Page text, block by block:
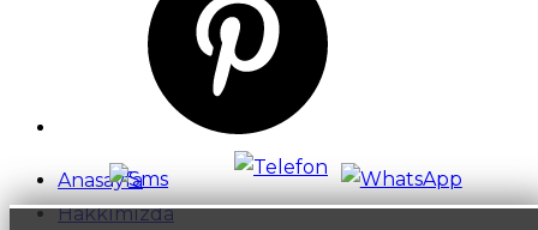
Anasayfa
Hakkımızda